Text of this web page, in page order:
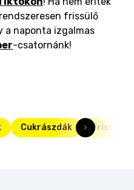
frissülő
a naponta izgalmas
-csatornánk!
Cukrászdák Friss